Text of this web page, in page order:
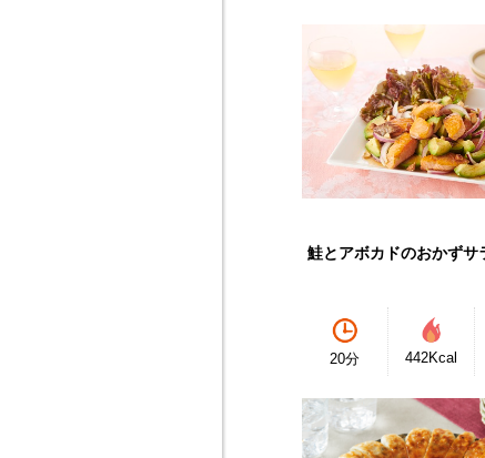
鮭とアボカドのおかずサ
20分 442Kcal